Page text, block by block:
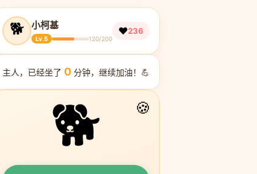
🐕 小柯基
Lv.5 120/200
❤️236
主人，已经坐了 0 分钟，继续加油！💪
🍪
🐕